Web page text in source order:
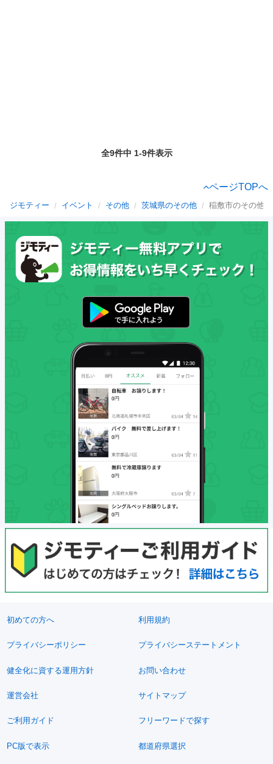
全9件中 1-9件表示
ページTOPへ
ジモティー イベント その他 茨城県のその他 稲敷市のその他
初めての方へ 利用規約
プライバシーポリシー プライバシーステートメント
健全化に資する運用方針 お問い合わせ
運営会社 サイトマップ
ご利用ガイド フリーワードで探す
PC版で表示 都道府県選択